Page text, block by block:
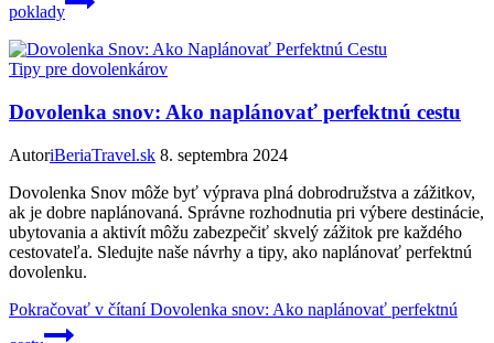
poklady
Tipy pre dovolenkárov
Dovolenka snov: Ako naplánovať perfektnú cestu
AutoriBeriaTravel.sk 8. septembra 2024
Dovolenka Snov môže byť výprava plná dobrodružstva a zážitkov,
ak je dobre naplánovaná. Správne rozhodnutia pri výbere destinácie,
ubytovania a aktivít môžu zabezpečiť skvelý zážitok pre každého
cestovateľa. Sledujte naše návrhy a tipy, ako naplánovať perfektnú
dovolenku.
Pokračovať v čítaníDovolenka snov: Ako naplánovať perfektnú